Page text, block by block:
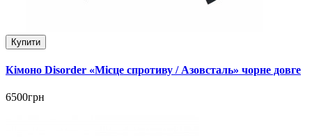
Купити
Кімоно Disorder «Місце спротиву / Азовсталь» чорне довге
6500грн